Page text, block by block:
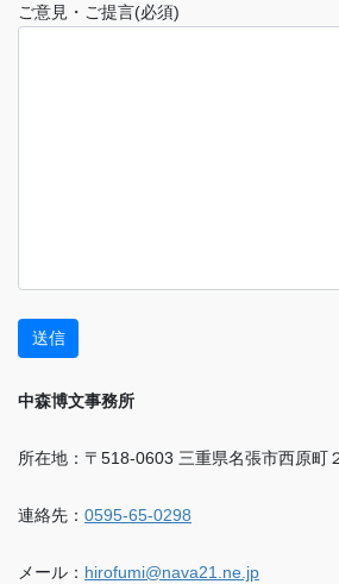
ご意見・ご提言(必須)
中森博文事務所
所在地：〒518-0603 三重県名張市西原町
連絡先： 0595-65-0298
メール： hirofumi@nava21.ne.jp